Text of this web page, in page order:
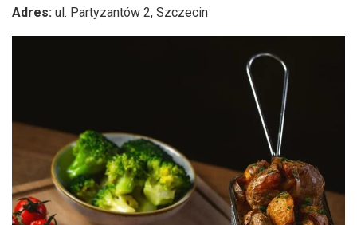
Adres: ul. Partyzantów 2, Szczecin